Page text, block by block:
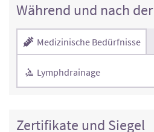
Während und nach
Medizinische Bedürfnisse
Lymphdrainage
Zertifikate und Siegel